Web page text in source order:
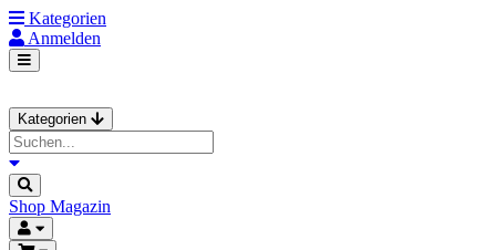
Kategorien
Anmelden
Kategorien
Shop Magazin